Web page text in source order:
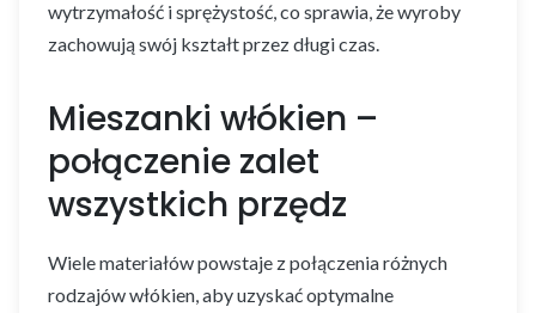
wytrzymałość i sprężystość, co sprawia, że wyroby
zachowują swój kształt przez długi czas.
Mieszanki włókien –
połączenie zalet
wszystkich przędz
Wiele materiałów powstaje z połączenia różnych
rodzajów włókien, aby uzyskać optymalne